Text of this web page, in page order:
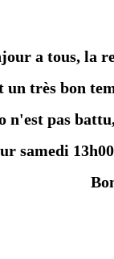
a tous, la
un très bon
n'est pas
samedi